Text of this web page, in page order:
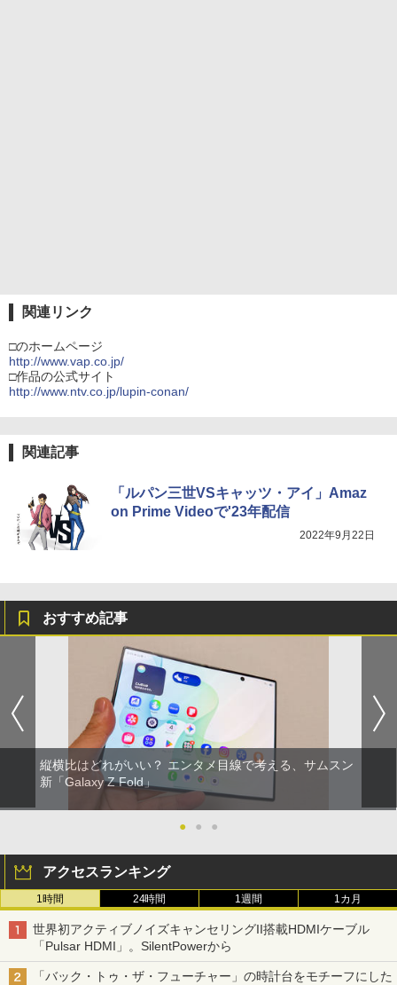
関連リンク
□のホームページ
http://www.vap.co.jp/
□作品の公式サイト
http://www.ntv.co.jp/lupin-conan/
関連記事
「ルパン三世VSキャッツ・アイ」Amaz
on Prime Videoで'23年配信
2022年9月22日
おすすめ記事
縦横比はどれがいい？ エンタメ目線で考える、サムスン
新「Galaxy Z Fold」
● ● ●
アクセスランキング
1時間 24時間 1週間 1カ月
世界初アクティブノイズキャンセリングII搭載HDMIケーブル
「Pulsar HDMI」。SilentPowerから
「バック・トゥ・ザ・フューチャー」の時計台をモチーフにした